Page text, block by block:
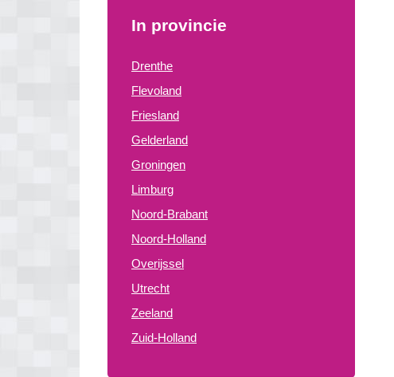
In provincie
Drenthe
Flevoland
Friesland
Gelderland
Groningen
Limburg
Noord-Brabant
Noord-Holland
Overijssel
Utrecht
Zeeland
Zuid-Holland